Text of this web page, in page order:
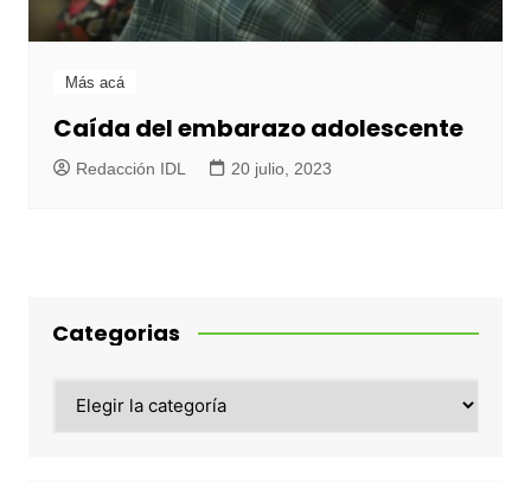
Más acá
Caída del embarazo adolescente
Redacción IDL 20 julio, 2023
Categorias